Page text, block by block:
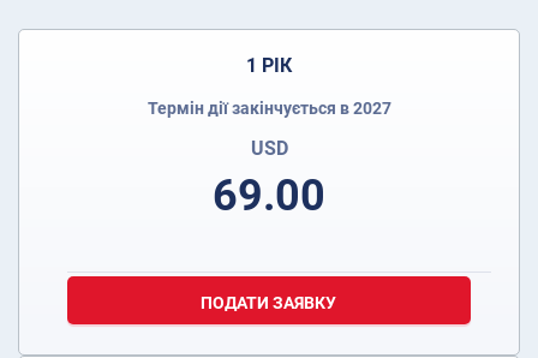
1 РІК
Термін дії закінчується в 2027
USD
69.00
ПОДАТИ ЗАЯВКУ